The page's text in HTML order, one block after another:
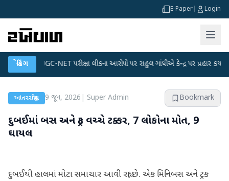
E-Paper Login
બ્રેકિંગ
UGC-NET પરીક્ષા લીકના આરોપો પર રાહુલ ગાંધીએ કેન્દ્ર પર પ્રહાર કર્યા ●
આંતરરાષ્ટ્રીય 9 જૂન, 2026 Super Admin Bookmark
દુબઈમાં બસ અને ટ્રક વચ્ચે ટક્કર, 7 લોકોના મોત, 9
ઘાયલ
દુબઈથી હાલમાં મોટા સમાચાર આવી રહ્યા છે. એક મિનિબસ અને ટ્રક